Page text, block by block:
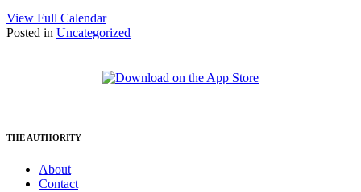
View Full Calendar
Posted in Uncategorized
THE AUTHORITY
About
Contact